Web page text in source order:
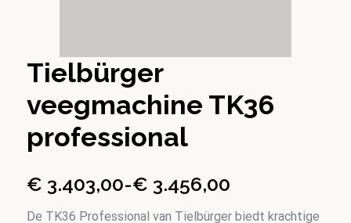
Tielbürger
veegmachine TK36
professional
€ 3.403,00-€ 3.456,00
Prijsklasse:
€ 3.403,00
De TK36 Professional van Tielbürger biedt krachtige